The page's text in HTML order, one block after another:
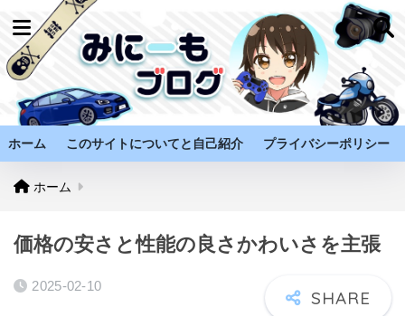
ホーム このサイトについてと自己紹介 プライバシーポリシー
ホーム
価格の安さと性能の良さかわいさを主張
2025-02-10